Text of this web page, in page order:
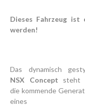
Dieses Fahrzeug
werden!
Das dynamisch
NSX Concept steht
die kommende
eines